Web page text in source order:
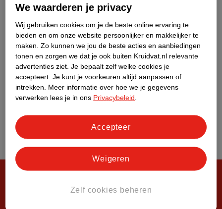
We waarderen je privacy
Wij gebruiken cookies om je de beste online ervaring te
bieden en om onze website persoonlijker en makkelijker te
maken. Zo kunnen we jou de beste acties en aanbiedingen
tonen en zorgen we dat je ook buiten Kruidvat.nl relevante
advertenties ziet. Je bepaalt zelf welke cookies je
accepteert. Je kunt je voorkeuren altijd aanpassen of
intrekken.
Meer informatie over hoe we je gegevens
verwerken lees je in ons Privacybeleid
Zelf cookies beheren
Weigeren
Accepteer